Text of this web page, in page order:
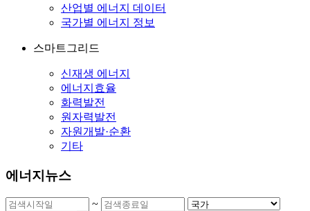
산업별 에너지 데이터
국가별 에너지 정보
스마트그리드
신재생 에너지
에너지효율
화력발전
원자력발전
자원개발·순환
기타
에너지뉴스
~